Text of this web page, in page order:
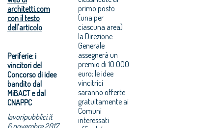
architetti.com
con il testo
dell'articolo
Periferie: i
vincitori del
Concorso di idee
bandito dal
MiBACT e dal
CNAPPC
lavoripubblici.it
6 novembre 2017
primo posto
(una per
ciascuna area)
la Direzione
Generale
assegnerà un
premio di 10.000
euro; le idee
vincitrici
saranno offerte
gratuitamente ai
Comuni
interessati